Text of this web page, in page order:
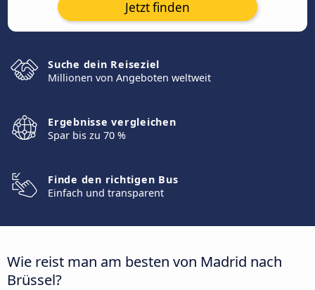
Jetzt finden
Suche dein Reiseziel
Millionen von Angeboten weltweit
Ergebnisse vergleichen
Spar bis zu 70 %
Finde den richtigen Bus
Einfach und transparent
Wie reist man am besten von Madrid nach
Brüssel?